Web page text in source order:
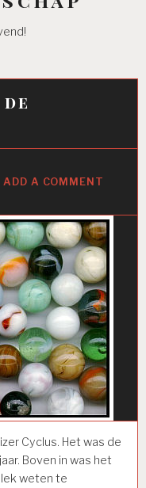
ADD A COMMENT
Cyclus. Het was de
Boven in was het
weten te